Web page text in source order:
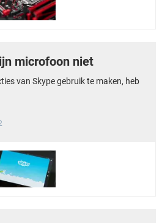
microfoon niet
van Skype gebruik te maken, heb